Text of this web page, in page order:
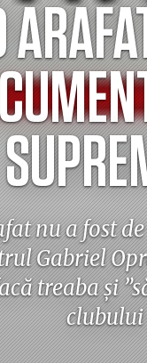
nu a fost
Gabriel
treaba și
clubului